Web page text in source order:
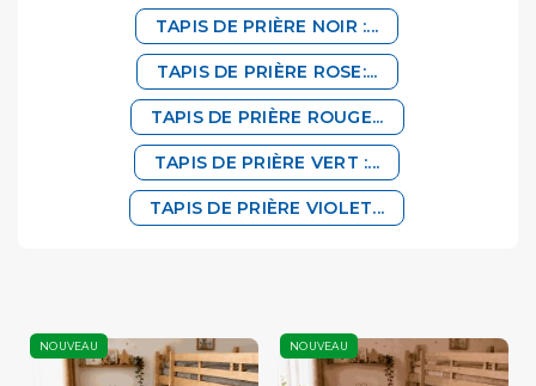
TAPIS DE PRIÈRE NOIR :...
TAPIS DE PRIÈRE ROSE:...
TAPIS DE PRIÈRE ROUGE...
TAPIS DE PRIÈRE VERT :...
TAPIS DE PRIÈRE VIOLET...
NOUVEAU NOUVEAU